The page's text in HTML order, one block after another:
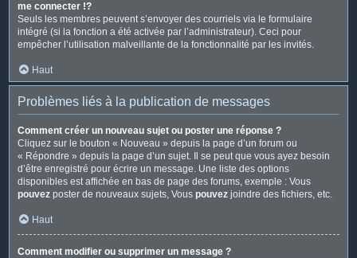
me connecter !?
Seuls les membres peuvent s’envoyer des courriels via le formulaire
intégré (si la fonction a été activée par l’administrateur). Ceci pour
empêcher l’utilisation malveillante de la fonctionnalité par les invités.
Haut
Problèmes liés à la publication de messages
Comment créer un nouveau sujet ou poster une réponse ?
Cliquez sur le bouton « Nouveau » depuis la page d’un forum ou
« Répondre » depuis la page d’un sujet. Il se peut que vous ayez besoin
d’être enregistré pour écrire un message. Une liste des options
disponibles est affichée en bas de page des forums, exemple : Vous
pouvez poster de nouveaux sujets, Vous pouvez joindre des fichiers, etc.
Haut
Comment modifier ou supprimer un message ?